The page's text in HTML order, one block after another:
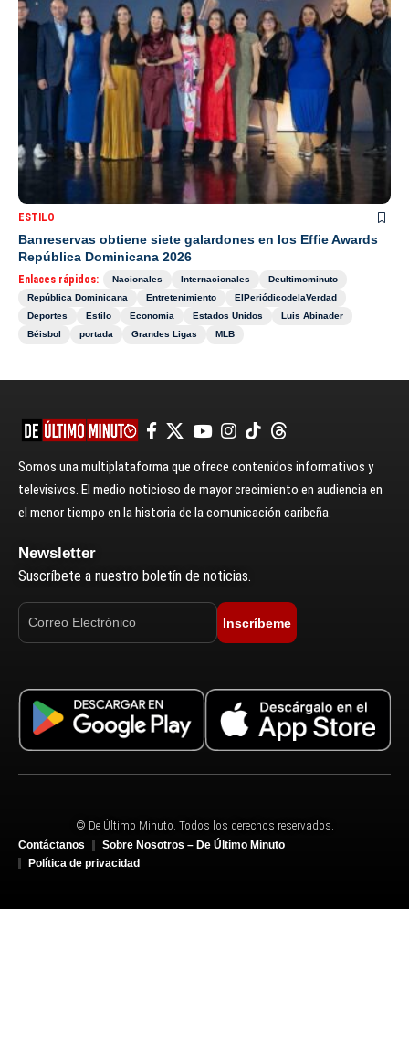
ESTILO
Banreservas obtiene siete galardones en los Effie Awards
República Dominicana 2026
Enlaces rápidos: Nacionales Internacionales
Deultimominuto
República Dominicana
Entretenimiento
ElPeriódicodelaVerdad
Deportes
Estilo Economía Estados Unidos
Luis Abinader
Béisbol
portada Grandes Ligas MLB
Somos una multiplataforma que ofrece contenidos informativos y
televisivos. El medio noticioso de mayor crecimiento en audiencia en
el menor tiempo en la historia de la comunicación caribeña.
Newsletter
Suscríbete a nuestro boletín de noticias.
Inscríbeme
© De Último Minuto. Todos los derechos reservados.
Contáctanos
Sobre Nosotros – De Último Minuto
Política de privacidad